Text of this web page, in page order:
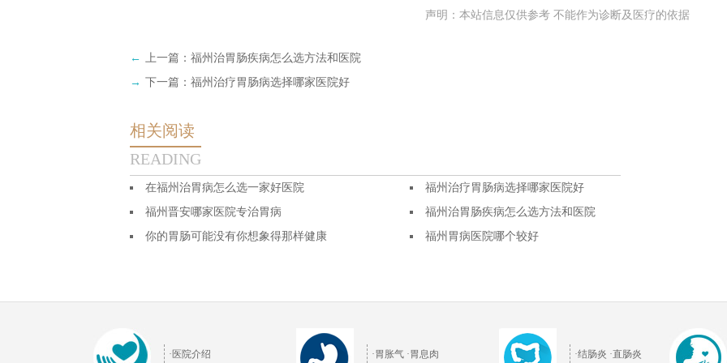
声明：本站信息仅供参考 不能作为诊断及医疗的依据
← 上一篇： 福州治胃肠疾病怎么选方法和医院
→ 下一篇： 福州治疗胃肠病选择哪家医院好
相关阅读
READING
在福州治胃病怎么选一家好医院
福州治疗胃肠病选择哪家医院好
福州晋安哪家医院专治胃病
福州治胃肠疾病怎么选方法和医院
你的胃肠可能没有你想象得那样健康
福州胃病医院哪个较好
·医院介绍 ·胃胀气 ·胃息肉 ·结肠炎 ·直肠炎